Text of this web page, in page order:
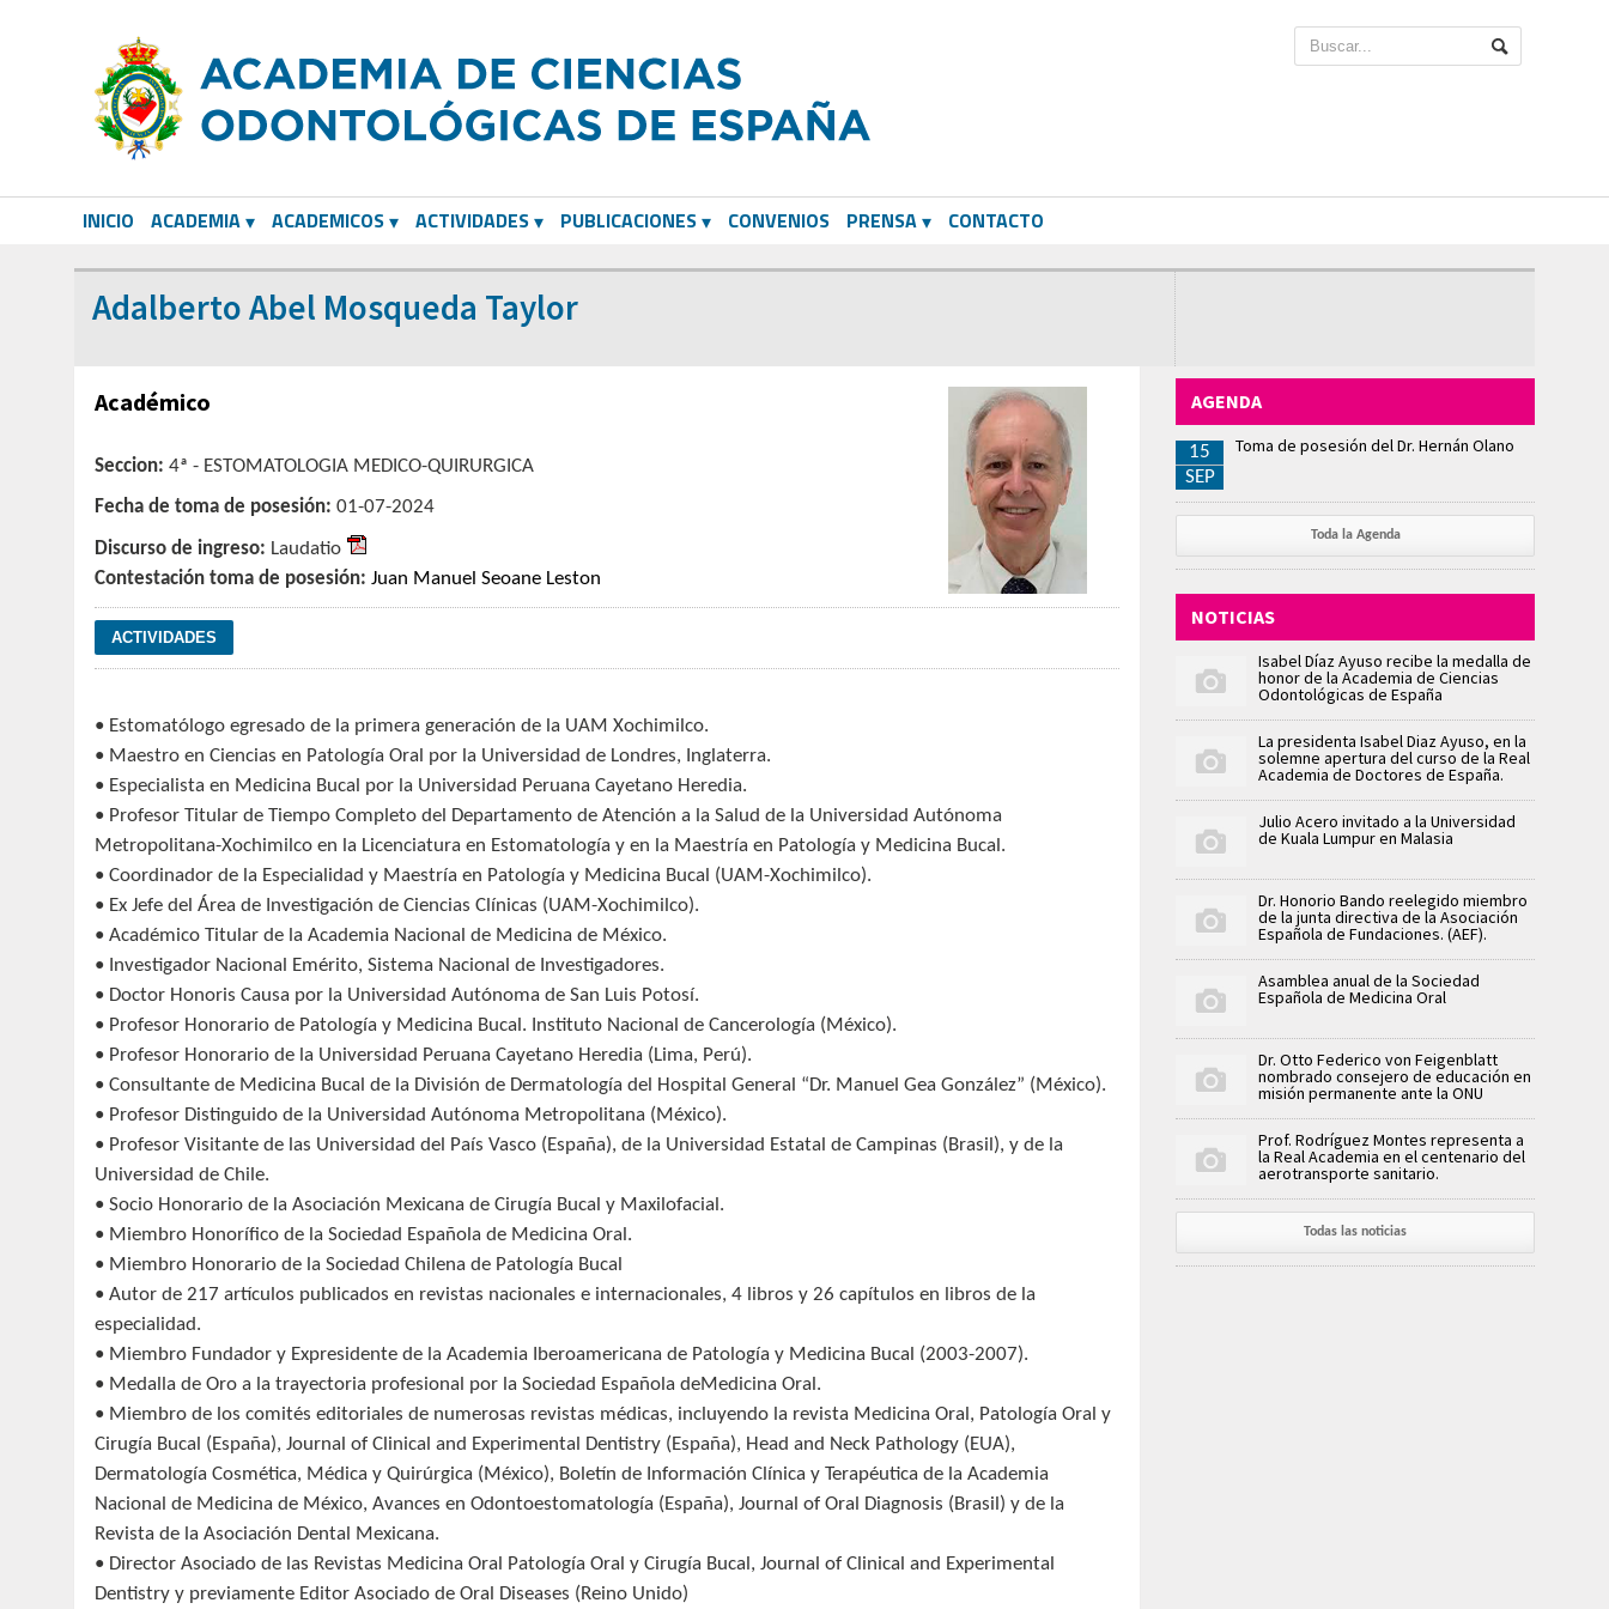
INICIO ACADEMIA ACADEMICOS ACTIVIDADES PUBLICACIONES CONVENIOS PRENSA CONTACTO
Adalberto Abel Mosqueda Taylor
Académico
Seccion: 4ª - ESTOMATOLOGIA MEDICO-QUIRURGICA
Fecha de toma de posesión: 01-07-2024
Discurso de ingreso: Laudatio
Contestación toma de posesión: Juan Manuel Seoane Leston
• Estomatólogo egresado de la primera generación de la UAM Xochimilco.
• Maestro en Ciencias en Patología Oral por la Universidad de Londres, Inglaterra.
• Especialista en Medicina Bucal por la Universidad Peruana Cayetano Heredia.
• Profesor Titular de Tiempo Completo del Departamento de Atención a la Salud de la Universidad Autónoma
Metropolitana-Xochimilco en la Licenciatura en Estomatología y en la Maestría en Patología y Medicina Bucal.
• Coordinador de la Especialidad y Maestría en Patología y Medicina Bucal (UAM-Xochimilco).
• Ex Jefe del Área de Investigación de Ciencias Clínicas (UAM-Xochimilco).
• Académico Titular de la Academia Nacional de Medicina de México.
• Investigador Nacional Emérito, Sistema Nacional de Investigadores.
• Doctor Honoris Causa por la Universidad Autónoma de San Luis Potosí.
• Profesor Honorario de Patología y Medicina Bucal. Instituto Nacional de Cancerología (México).
• Profesor Honorario de la Universidad Peruana Cayetano Heredia (Lima, Perú).
• Consultante de Medicina Bucal de la División de Dermatología del Hospital General “Dr. Manuel Gea González” (México).
• Profesor Distinguido de la Universidad Autónoma Metropolitana (México).
• Profesor Visitante de las Universidad del País Vasco (España), de la Universidad Estatal de Campinas (Brasil), y de la
Universidad de Chile.
• Socio Honorario de la Asociación Mexicana de Cirugía Bucal y Maxilofacial.
• Miembro Honorífico de la Sociedad Española de Medicina Oral.
• Miembro Honorario de la Sociedad Chilena de Patología Bucal
• Autor de 217 artículos publicados en revistas nacionales e internacionales, 4 libros y 26 capítulos en libros de la
especialidad.
• Miembro Fundador y Expresidente de la Academia Iberoamericana de Patología y Medicina Bucal (2003-2007).
• Medalla de Oro a la trayectoria profesional por la Sociedad Española deMedicina Oral.
• Miembro de los comités editoriales de numerosas revistas médicas, incluyendo la revista Medicina Oral, Patología Oral y
Cirugía Bucal (España), Journal of Clinical and Experimental Dentistry (España), Head and Neck Pathology (EUA),
Dermatología Cosmética, Médica y Quirúrgica (México), Boletín de Información Clínica y Terapéutica de la Academia
Nacional de Medicina de México, Avances en Odontoestomatología (España), Journal of Oral Diagnosis (Brasil) y de la
Revista de la Asociación Dental Mexicana.
• Director Asociado de las Revistas Medicina Oral Patología Oral y Cirugía Bucal, Journal of Clinical and Experimental
Dentistry y previamente Editor Asociado de Oral Diseases (Reino Unido)
AGENDA
15
SEP
Toma de posesión del Dr. Hernán Olano
Toda la Agenda
NOTICIAS
Isabel Díaz Ayuso recibe la medalla de
honor de la Academia de Ciencias
Odontológicas de España
La presidenta Isabel Diaz Ayuso, en la
solemne apertura del curso de la Real
Academia de Doctores de España.
Julio Acero invitado a la Universidad
de Kuala Lumpur en Malasia
Dr. Honorio Bando reelegido miembro
de la junta directiva de la Asociación
Española de Fundaciones. (AEF).
Asamblea anual de la Sociedad
Española de Medicina Oral
Dr. Otto Federico von Feigenblatt
nombrado consejero de educación en
misión permanente ante la ONU
Prof. Rodríguez Montes representa a
la Real Academia en el centenario del
aerotransporte sanitario.
Todas las noticias